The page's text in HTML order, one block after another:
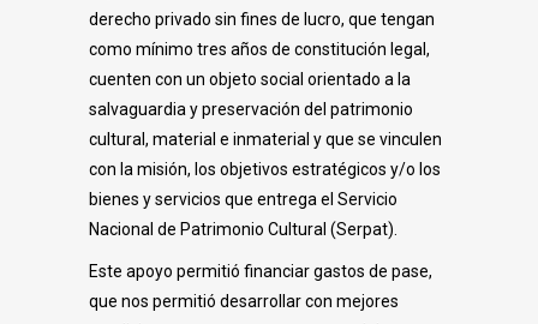
derecho privado sin fines de lucro, que tengan
como mínimo tres años de constitución legal,
cuenten con un objeto social orientado a la
salvaguardia y preservación del patrimonio
cultural, material e inmaterial y que se vinculen
con la misión, los objetivos estratégicos y/o los
bienes y servicios que entrega el Servicio
Nacional de Patrimonio Cultural (Serpat).
Este apoyo permitió financiar gastos de pase,
que nos permitió desarrollar con mejores